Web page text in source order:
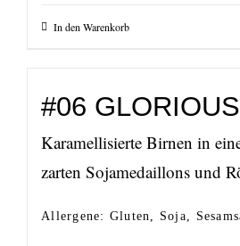
In den Warenkorb
#06
Karamellisierte Birnen in
zarten Sojamedaillons und
Allergene: Gluten, Soja,